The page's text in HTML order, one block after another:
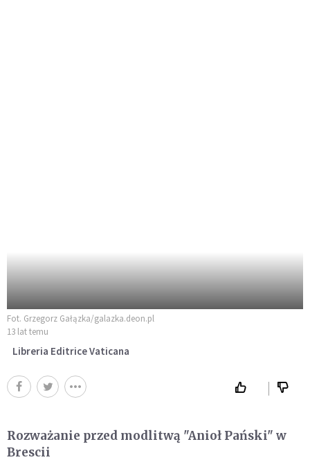
Fot. Grzegorz Gałązka/galazka.deon.pl
13 lat temu
Libreria Editrice Vaticana
Rozważanie przed modlitwą "Anioł Pański" w
Brescii